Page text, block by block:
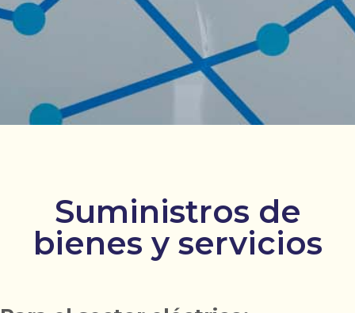
Suministros de
bienes y servicios